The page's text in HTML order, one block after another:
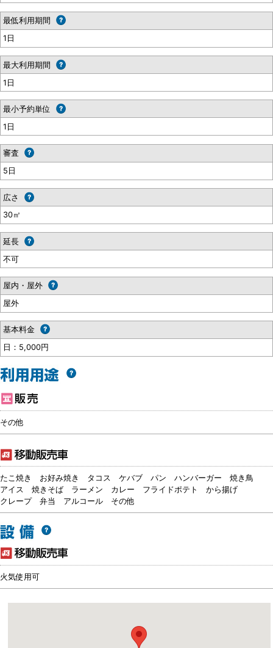
最低利用期間
1日
最大利用期間
1日
最小予約単位
1日
審査
5日
広さ
30㎡
延長
不可
屋内・屋外
屋外
基本料金
日：5,000円
その他
たこ焼き お好み焼き タコス ケバブ パン ハンバーガー
焼き鳥
アイス
焼きそば ラーメン カレー フライドポテト
から揚げ
クレープ
弁当 アルコール その他
火気使用可